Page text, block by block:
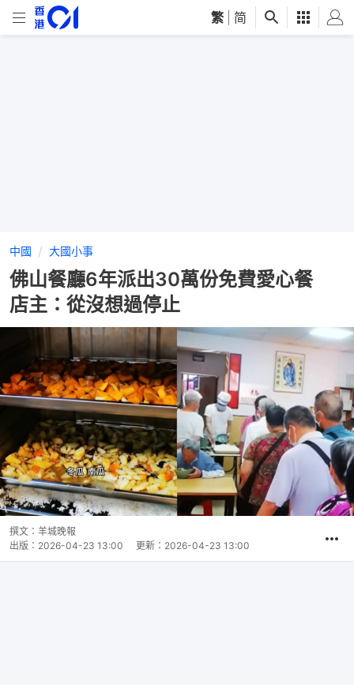
繁 简
中國 大國小事
佛山餐廳6年派出30萬份免費愛心餐
店主：從沒想過停止
撰文： 羊城晚報
出版： 2026-04-23 13:00 更新： 2026-04-23 13:00